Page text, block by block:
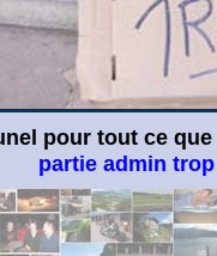
pour tout ce
partie admin